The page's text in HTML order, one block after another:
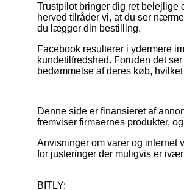
Trustpilot bringer dig ret belejlige
herved tilråder vi, at du ser
du lægger din bestilling.
Facebook resulterer i ydermere
kundetilfredshed. Foruden det
bedømmelse af deres køb,
Denne side er finansieret af
fremviser firmaernes produkter,
Anvisninger om varer og internet
for justeringer der muligvis er
BITLY: